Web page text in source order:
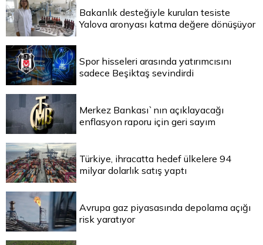
Bakanlık desteğiyle kurulan tesiste
Yalova aronyası katma değere dönüşüyor
Spor hisseleri arasında yatırımcısını
sadece Beşiktaş sevindirdi
Merkez Bankası`nın açıklayacağı
enflasyon raporu için geri sayım
Türkiye, ihracatta hedef ülkelere 94
milyar dolarlık satış yaptı
Avrupa gaz piyasasında depolama açığı
risk yaratıyor